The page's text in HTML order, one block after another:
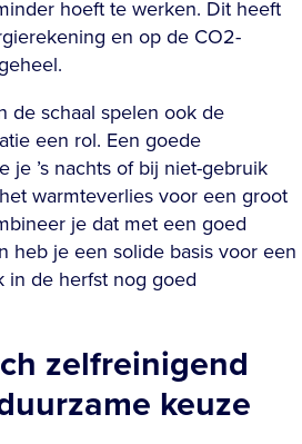
hoeft te werken. Dit heeft
en op de CO2-
de schaal spelen ook de
een rol. Een goede
je ’s nachts of bij niet-gebruik
warmteverlies voor een groot
je dat met een goed
heb je een solide basis voor een
in de herfst nog goed
zelfreinigend
keuze